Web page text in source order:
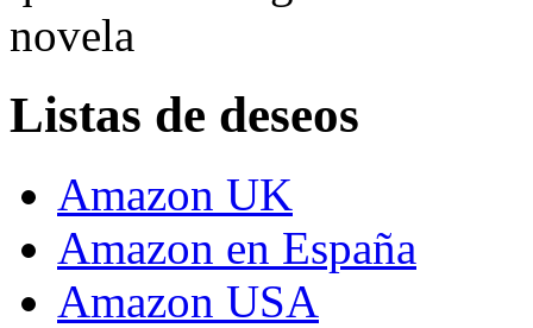
novela
Listas de deseos
Amazon UK
Amazon en España
Amazon USA